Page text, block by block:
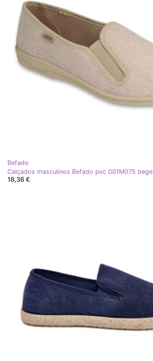
Befado
Calçados masculinos Befado pvc 001M075 bege
18,36 €